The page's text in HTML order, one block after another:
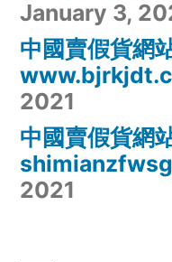
January 3,
中國賣假貨網
2021
中國賣假貨網
2021